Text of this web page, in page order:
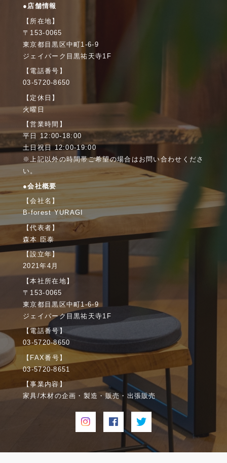
●店舗情報
【所在地】
〒153-0065
東京都目黒区中町1-6-9
ジェイパーク目黒祐天寺1F
【電話番号】
03-5720-8650
【定休日】
火曜日
【営業時間】
平日 12:00-18:00
土日祝日 12:00-19:00
※上記以外の時間帯ご希望の場合はお問い合わせくださ
い。
●会社概要
【会社名】
B-forest YURAGI
【代表者】
森本 臣泰
【設立年】
2021年4月
【本社所在地】
〒153-0065
東京都目黒区中町1-6-9
ジェイパーク目黒祐天寺1F
【電話番号】
03-5720-8650
【FAX番号】
03-5720-8651
【事業内容】
家具/木材の企画・製造・販売・出張販売